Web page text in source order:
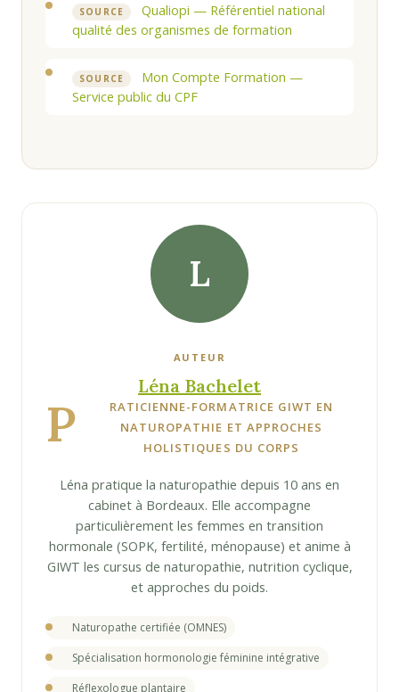
SOURCE
Qualiopi — Référentiel national
qualité des organismes de formation
SOURCE
Mon Compte Formation —
Service public du CPF
L
AUTEUR
Léna Bachelet
P
RATICIENNE-FORMATRICE GIWT EN
NATUROPATHIE ET APPROCHES
HOLISTIQUES DU CORPS
Léna pratique la naturopathie depuis 10 ans en
cabinet à Bordeaux. Elle accompagne
particulièrement les femmes en transition
hormonale (SOPK, fertilité, ménopause) et anime à
GIWT les cursus de naturopathie, nutrition cyclique,
et approches du poids.
Naturopathe certifiée (OMNES)
Spécialisation hormonologie féminine intégrative
Réflexologue plantaire